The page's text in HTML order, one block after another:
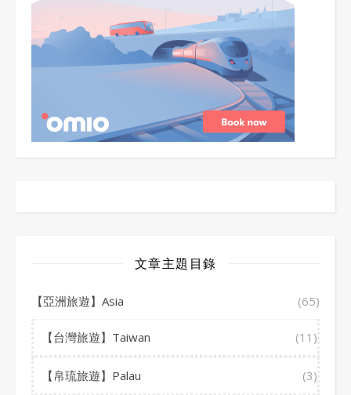
文章主題目錄
【亞洲旅遊】Asia (65)
【台灣旅遊】Taiwan (11)
【帛琉旅遊】Palau (3)